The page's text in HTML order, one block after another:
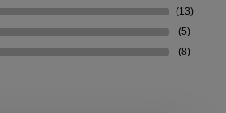
(13)
(5)
(8)